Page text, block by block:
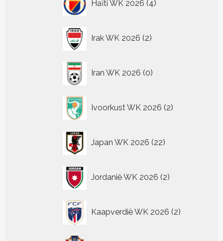
Haïti WK 2026 4
producten
Irak WK 2026 2
producten
Iran WK 2026 0
producten
Ivoorkust WK 2026 2
producten
Japan WK 2026 22
producten
Jordanië WK 2026 2
producten
Kaapverdië WK 2026 2
producten